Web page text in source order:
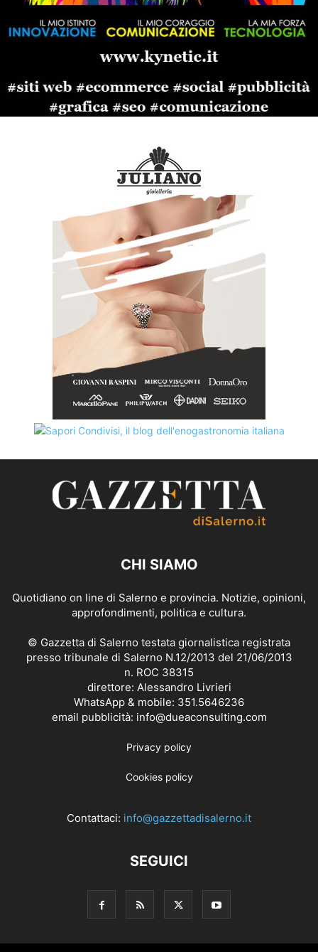
CHI SIAMO
Quotidiano on line di Salerno e provincia. Notizie, opinioni,
approfondimenti, politica e cultura.
© Gazzetta di Salerno testata giornalistica registrata
presso tribunale di Salerno N.12/2013 del 21/06/2013
n. ROC 38315
direttore: Alessandro Livrieri
WhatsApp & mobile: 351.5646236
email pubblicità: info@dueaconsulting.com
Privacy policy
Cookies policy
Contattaci: info@gazzettadisalerno.it
SEGUICI